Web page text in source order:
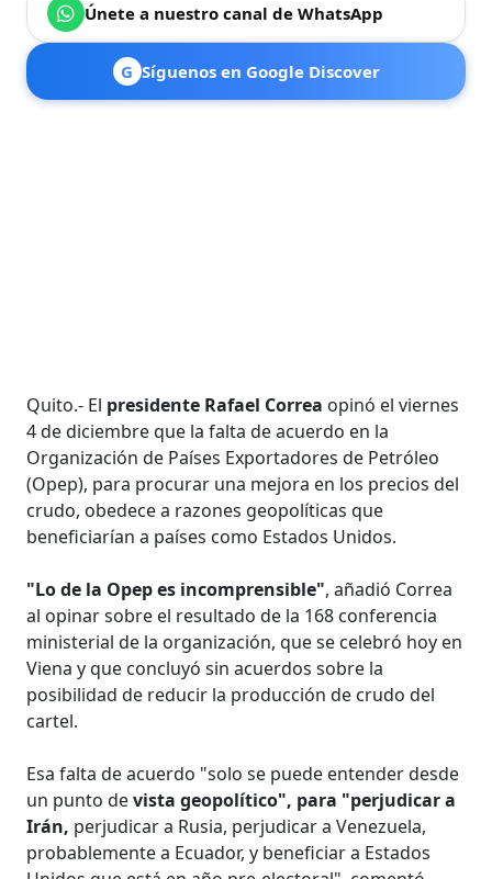
Únete a nuestro canal de WhatsApp
G Síguenos en Google Discover
Quito.- El presidente Rafael Correa opinó el viernes
4 de diciembre que la falta de acuerdo en la
Organización de Países Exportadores de Petróleo
(Opep), para procurar una mejora en los precios del
crudo, obedece a razones geopolíticas que
beneficiarían a países como Estados Unidos.
"Lo de la Opep es incomprensible", añadió Correa
al opinar sobre el resultado de la 168 conferencia
ministerial de la organización, que se celebró hoy en
Viena y que concluyó sin acuerdos sobre la
posibilidad de reducir la producción de crudo del
cartel.
Esa falta de acuerdo "solo se puede entender desde
un punto devista geopolítico", para "perjudicar a
Irán, perjudicar a Rusia, perjudicar a Venezuela,
probablemente a Ecuador, y beneficiar a Estados